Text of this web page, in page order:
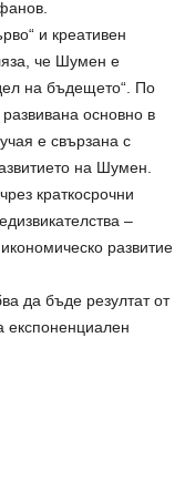
и креативен
че Шумен е
на бъдещето“. По
основно в
е свързана с
на Шумен.
краткосрочни
–
развитие
да бъде резултат от
експоненциален